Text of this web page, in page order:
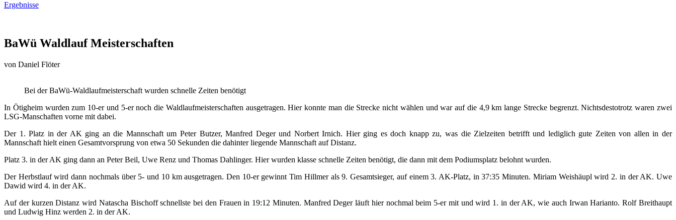
Ergebnisse
BaWü Waldlauf Meisterschaften
von Daniel Flöter
Bei der BaWü-Waldlaufmeisterschaft wurden schnelle Zeiten benötigt
In Ötigheim wurden zum 10-er und 5-er noch die Waldlaufmeisterschaften ausgetragen. Hier konnte man die Strecke nicht wählen und war auf die 4,9 km lange Strecke begrenzt. Nichtsdestotrotz waren zwei
LSG-Manschaften vorne mit dabei.
Der 1. Platz in der AK ging an die Mannschaft um Peter Butzer, Manfred Deger und Norbert Irnich. Hier ging es doch knapp zu, was die Zielzeiten betrifft und lediglich gute Zeiten von allen in der
Mannschaft hielt einen Gesamtvorsprung von etwa 50 Sekunden die dahinter liegende Mannschaft auf Distanz.
Platz 3. in der AK ging dann an Peter Beil, Uwe Renz und Thomas Dahlinger. Hier wurden klasse schnelle Zeiten benötigt, die dann mit dem Podiumsplatz belohnt wurden.
Der Herbstlauf wird dann nochmals über 5- und 10 km ausgetragen. Den 10-er gewinnt Tim Hillmer als 9. Gesamtsieger, auf einem 3. AK-Platz, in 37:35 Minuten. Miriam Weishäupl wird 2. in der AK. Uwe
Dawid wird 4. in der AK.
Auf der kurzen Distanz wird Natascha Bischoff schnellste bei den Frauen in 19:12 Minuten. Manfred Deger läuft hier nochmal beim 5-er mit und wird 1. in der AK, wie auch Irwan Harianto. Rolf Breithaupt
und Ludwig Hinz werden 2. in der AK.